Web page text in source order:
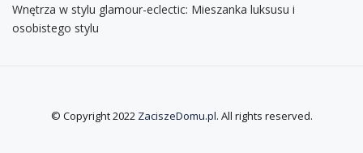
Wnętrza w stylu glamour-eclectic: Mieszanka luksusu i
osobistego stylu
© Copyright 2022 ZaciszeDomu.pl. All rights reserved.